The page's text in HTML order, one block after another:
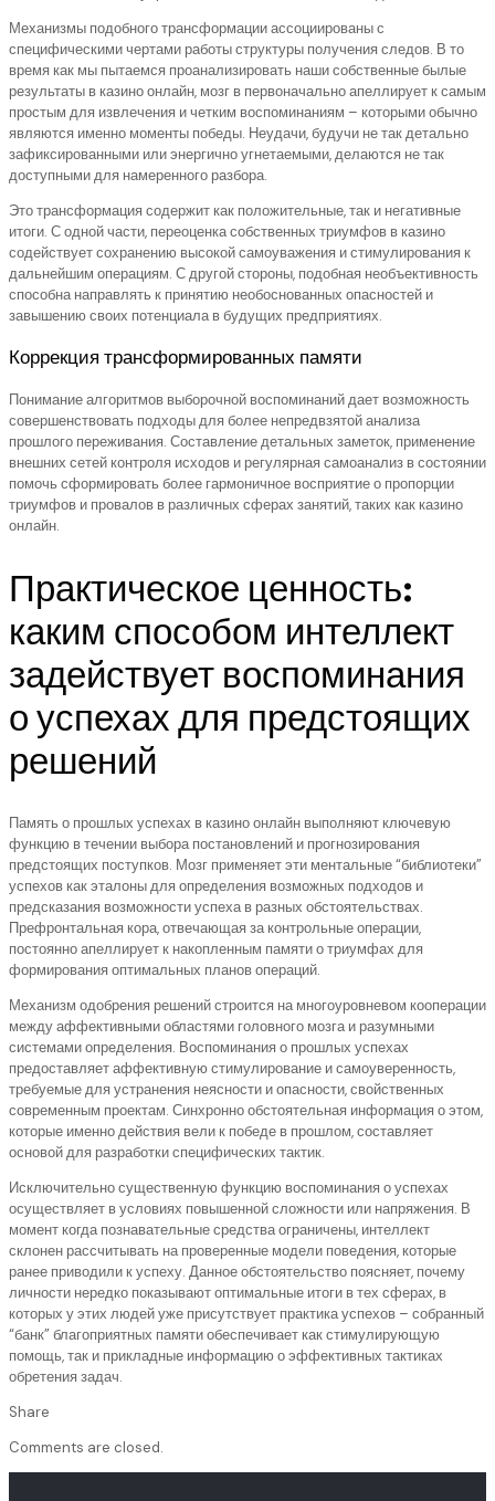
Механизмы подобного трансформации ассоциированы с
специфическими чертами работы структуры получения следов. В то
время как мы пытаемся проанализировать наши собственные былые
результаты в казино онлайн, мозг в первоначально апеллирует к самым
простым для извлечения и четким воспоминаниям – которыми обычно
являются именно моменты победы. Неудачи, будучи не так детально
зафиксированными или энергично угнетаемыми, делаются не так
доступными для намеренного разбора.
Это трансформация содержит как положительные, так и негативные
итоги. С одной части, переоценка собственных триумфов в казино
содействует сохранению высокой самоуважения и стимулирования к
дальнейшим операциям. С другой стороны, подобная необъективность
способна направлять к принятию необоснованных опасностей и
завышению своих потенциала в будущих предприятиях.
Коррекция трансформированных памяти
Понимание алгоритмов выборочной воспоминаний дает возможность
совершенствовать подходы для более непредвзятой анализа
прошлого переживания. Составление детальных заметок, применение
внешних сетей контроля исходов и регулярная самоанализ в состоянии
помочь сформировать более гармоничное восприятие о пропорции
триумфов и провалов в различных сферах занятий, таких как казино
онлайн.
Практическое ценность:
каким способом интеллект
задействует воспоминания
о успехах для предстоящих
решений
Память о прошлых успехах в казино онлайн выполняют ключевую
функцию в течении выбора постановлений и прогнозирования
предстоящих поступков. Мозг применяет эти ментальные “библиотеки”
успехов как эталоны для определения возможных подходов и
предсказания возможности успеха в разных обстоятельствах.
Префронтальная кора, отвечающая за контрольные операции,
постоянно апеллирует к накопленным памяти о триумфах для
формирования оптимальных планов операций.
Механизм одобрения решений строится на многоуровневом кооперации
между аффективными областями головного мозга и разумными
системами определения. Воспоминания о прошлых успехах
предоставляет аффективную стимулирование и самоуверенность,
требуемые для устранения неясности и опасности, свойственных
современным проектам. Синхронно обстоятельная информация о этом,
которые именно действия вели к победе в прошлом, составляет
основой для разработки специфических тактик.
Исключительно существенную функцию воспоминания о успехах
осуществляет в условиях повышенной сложности или напряжения. В
момент когда познавательные средства ограничены, интеллект
склонен рассчитывать на проверенные модели поведения, которые
ранее приводили к успеху. Данное обстоятельство поясняет, почему
личности нередко показывают оптимальные итоги в тех сферах, в
которых у этих людей уже присутствует практика успехов – собранный
“банк” благоприятных памяти обеспечивает как стимулирующую
помощь, так и прикладные информацию о эффективных тактиках
обретения задач.
Share
Comments are closed.